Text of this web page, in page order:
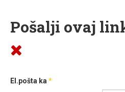
Pošalji ovaj
El.pošta ka *